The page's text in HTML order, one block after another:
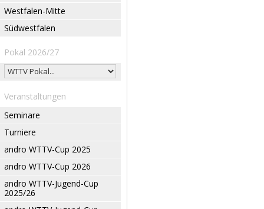
Westfalen-Mitte
Südwestfalen
Pokal 2026/27
Veranstaltungen
Seminare
Turniere
andro WTTV-Cup 2025
andro WTTV-Cup 2026
andro WTTV-Jugend-Cup
2025/26